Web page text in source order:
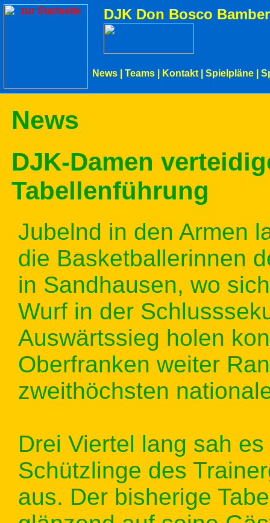
DJK Don Bosco
News Teams Kontakt Spielpläne
News
DJK-Damen
Tabellenführung
Jubelnd in den Armen
die Basketballerinnen
in Sandhausen, wo
Wurf in der
Auswärtssieg holen
Oberfranken weiter
zweithöchsten
Drei Viertel lang sah
Schützlinge des
aus. Der bisherige